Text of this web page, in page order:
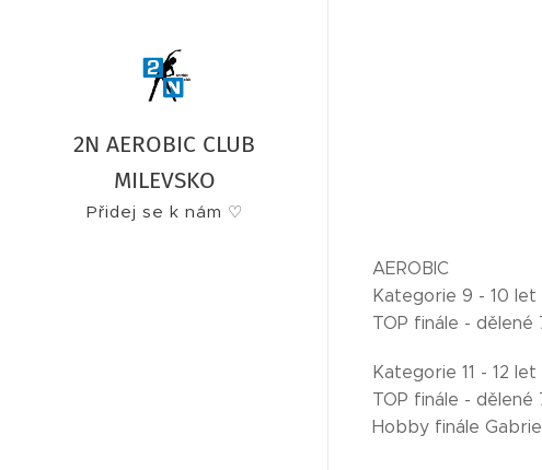
2N AEROBIC CLUB
MILEVSKO
Přidej se k nám ♡
AEROBIC
Kategorie 9 - 10 let
TOP finále - dělené
Kategorie 11 - 12 let
TOP finále - dělené
Hobby finále